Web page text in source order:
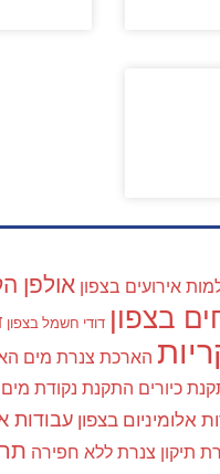
אירועים בצפון אולפן
בצפון דודי חשמל בצפון
הארכת צנרת מים
כיורים התקנת נקודת מים
אלומיניום בצפון עבודות
תיקון צנרת ללא חפירה